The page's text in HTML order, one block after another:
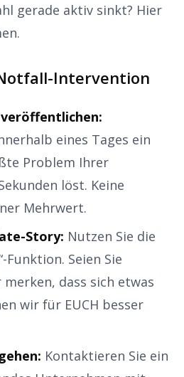
gerade aktiv sinkt? Hier
Intervention
eines Tages ein
Problem Ihrer
löst. Keine
Mehrwert.
Story: Nutzen Sie die
Funktion. Seien Sie
dass sich etwas
wir für EUCH besser
Kontaktieren Sie ein